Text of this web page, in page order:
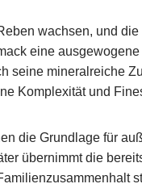
wachsen, und
eine
seine mineralreiche
Komplexität und
die Grundlage für
übernimmt die